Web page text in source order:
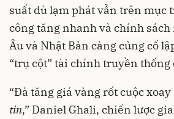
suất dù lạm phát vẫn trên mục
công tăng nhanh và chính sách
Âu và Nhật Bản càng củng cố
“trụ cột” tài chính truyền thống
“Đà tăng giá vàng rốt cuộc
tin,” Daniel Ghali, chiến lược